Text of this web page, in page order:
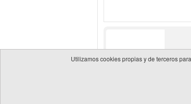
Utilizamos cookies propias y de terceros